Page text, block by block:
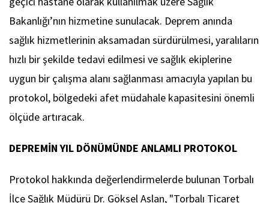
Bakanlığı’nın hizmetine sunulacak. Deprem anında
sağlık hizmetlerinin aksamadan sürdürülmesi, yaralıların
hızlı bir şekilde tedavi edilmesi ve sağlık ekiplerine
uygun bir çalışma alanı sağlanması amacıyla yapılan bu
protokol, bölgedeki afet müdahale kapasitesini önemli
ölçüde artıracak.
DEPREMİN YIL DÖNÜMÜNDE ANLAMLI PROTOKOL
Protokol hakkında değerlendirmelerde bulunan Torbalı
İlçe Sağlık Müdürü Dr. Göksel Aslan, "Torbalı Ticaret